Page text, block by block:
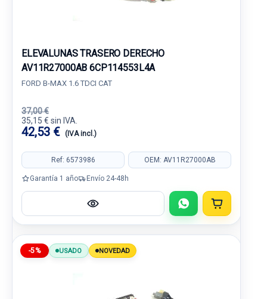
ELEVALUNAS TRASERO DERECHO
AV11R27000AB 6CP114553L4A
FORD B-MAX 1.6 TDCI CAT
37,00 €
35,15 € sin IVA.
42,53 € (IVA incl.)
Ref: 6573986 OEM: AV11R27000AB
Garantía 1 año Envío 24-48h
-5% USADO NOVEDAD